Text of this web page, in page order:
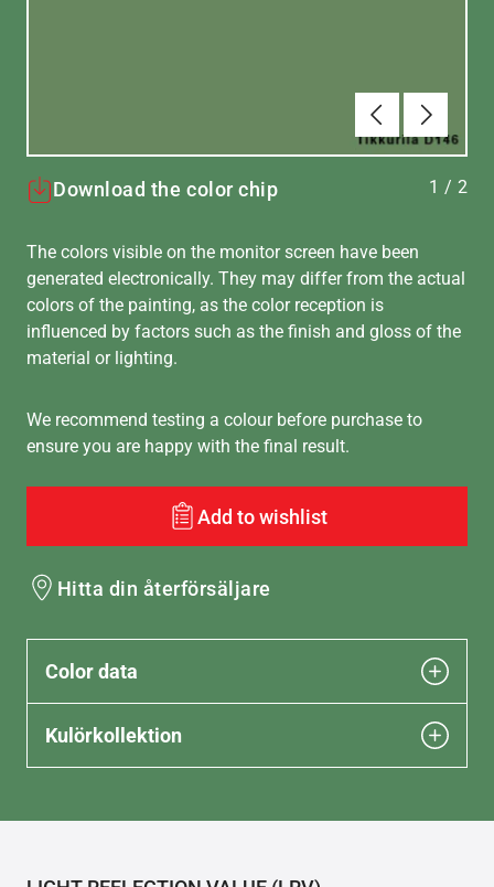
Föregående
Nästa
Download the color chip 1 / 2
The colors visible on the monitor screen have been
generated electronically. They may differ from the actual
colors of the painting, as the color reception is
influenced by factors such as the finish and gloss of the
material or lighting.
We recommend testing a colour before purchase to
ensure you are happy with the final result.
Add to wishlist
Hitta din återförsäljare
Color data
Kulörkollektion